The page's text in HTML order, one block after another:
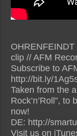
clip // AFM
Subscribe to
http://bit.ly/
Taken from the
Rock’n’Roll”,
now!
DE: http://
Visit us on